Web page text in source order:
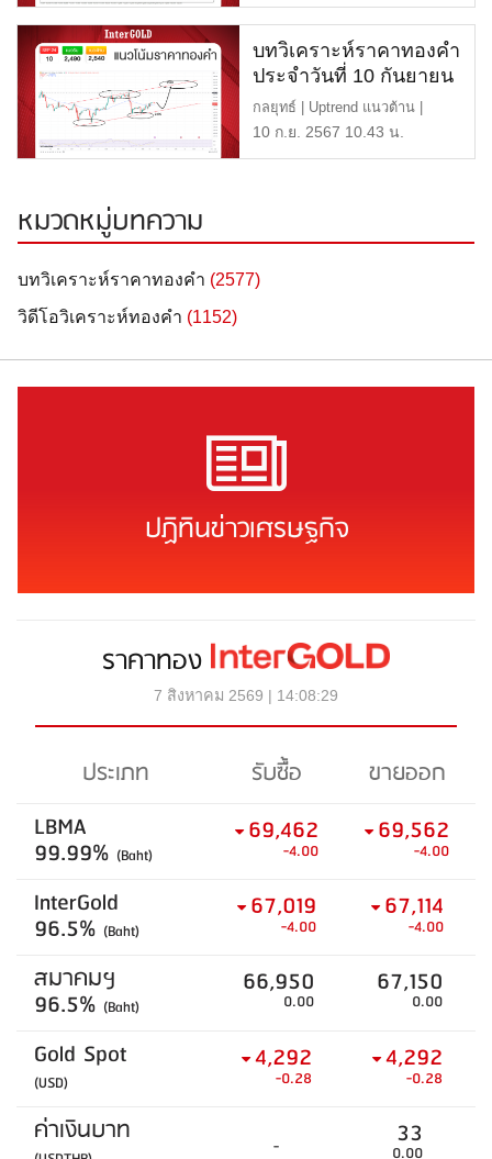
บทวิเคราะห์ราคาทองคำ
ประจำวันที่ 10 กันยายน
2567
กลยุทธ์ | Uptrend แนวต้าน |
$2,540 หรือ 40,300 บาท […]
10 ก.ย. 2567 10.43 น.
หมวดหมู่บทความ
บทวิเคราะห์ราคาทองคำ (2577)
วิดีโอวิเคราะห์ทองคำ (1152)
ปฏิทินข่าวเศรษฐกิจ
ราคาทอง
7 สิงหาคม 2569 | 14:08:29
ประเภท รับซื้อ
ขายออก
LBMA
99.99% (Baht)
69,462
-4.00
69,562
-4.00
InterGold
96.5% (Baht)
67,019
-4.00
67,114
-4.00
สมาคมฯ
96.5% (Baht)
66,950
0.00
67,150
0.00
Gold Spot
(USD)
4,292
-0.28
4,292
-0.28
ค่าเงินบาท - 33